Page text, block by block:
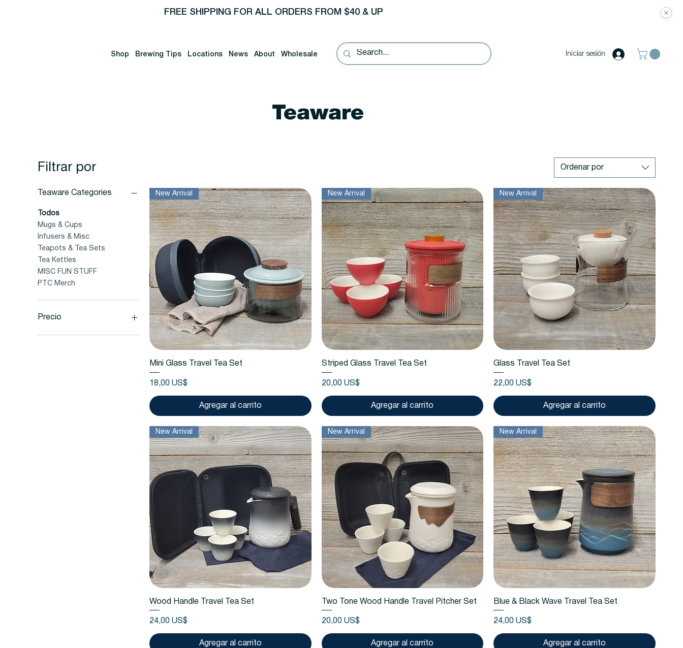
FREE SHIPPING FOR ALL ORDERS FROM $40 & UP
Shop Brewing Tips Locations News About Wholesale Iniciar sesión
Filtrar por
Teaware Categories
Todos
Mugs & Cups
Infusers & Misc
Teapots & Tea Sets
Tea Kettles
MISC FUN STUFF
PTC Merch
Precio
Ordenar por
Vista rápida
New Arrival
Mini Glass Travel Tea Set
Precio
18,00 US$
Agregar al carrito
Vista rápida
New Arrival
Striped Glass Travel Tea Set
Precio
20,00 US$
Agregar al carrito
Vista rápida
New Arrival
Glass Travel Tea Set
Precio
22,00 US$
Agregar al carrito
Vista rápida
New Arrival
Wood Handle Travel Tea Set
Precio
24,00 US$
Agregar al carrito
Vista rápida
New Arrival
Two Tone Wood Handle Travel Pitcher Set
Precio
20,00 US$
Agregar al carrito
Vista rápida
New Arrival
Blue & Black Wave Travel Tea Set
Precio
24,00 US$
Agregar al carrito
Teaware